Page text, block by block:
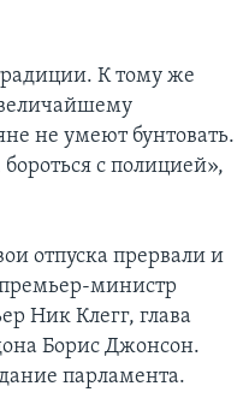
К тому же
не умеют бунтовать.
с полицией»,
отпуска прервали и
министр
Ник Клегг, глава
Борис Джонсон.
парламента.